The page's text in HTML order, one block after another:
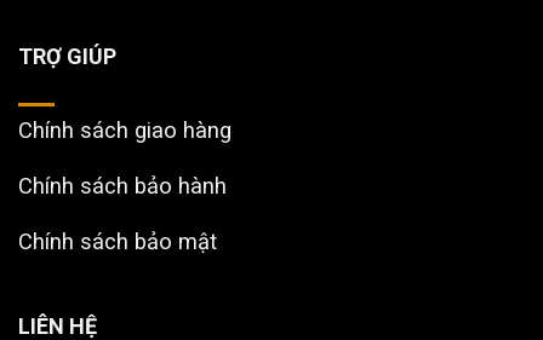
TRỢ GIÚP
Chính sách giao hàng
Chính sách bảo hành
Chính sách bảo mật
LIÊN HỆ